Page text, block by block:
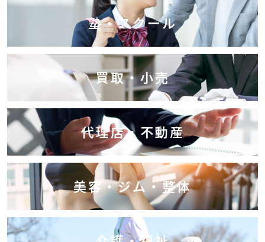
塾・スクール
買取・小売
代理店・不動産
美容・ジム・整体